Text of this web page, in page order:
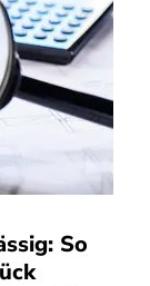
So